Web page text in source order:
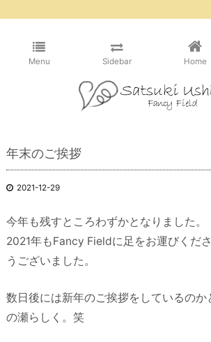
Menu Sidebar Home
年末のご挨拶
2021-12-29
今年も残すところわずかとなりました。
2021年もFancy Fieldに足をお運びくだ
うございました。
数日後には新年のご挨拶をしているのか
の瀬らしく。笑